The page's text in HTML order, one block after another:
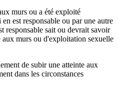
murs ou a été exploité
est responsable ou par une autre
responsable sait ou devrait savoir
aux murs ou d'exploitation sexuelle
de subir une atteinte aux
dans les circonstances